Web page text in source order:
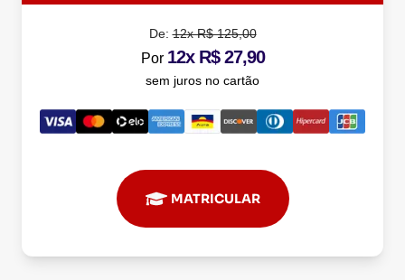
De:12x R$ 125,00
Por 12x R$ 27,90
sem juros no cartão
MATRICULAR